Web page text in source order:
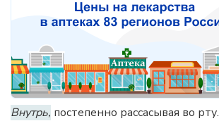
Внутрь, постепенно рассасывая во рту.